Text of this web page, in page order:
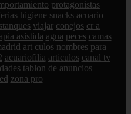
protagonistas
higiene snacks acuario
viajar conejos cr a
asistida agua peces camas
art culos nombres para
acuariofilia articulos canal tv
tablon de anuncios
zona pro